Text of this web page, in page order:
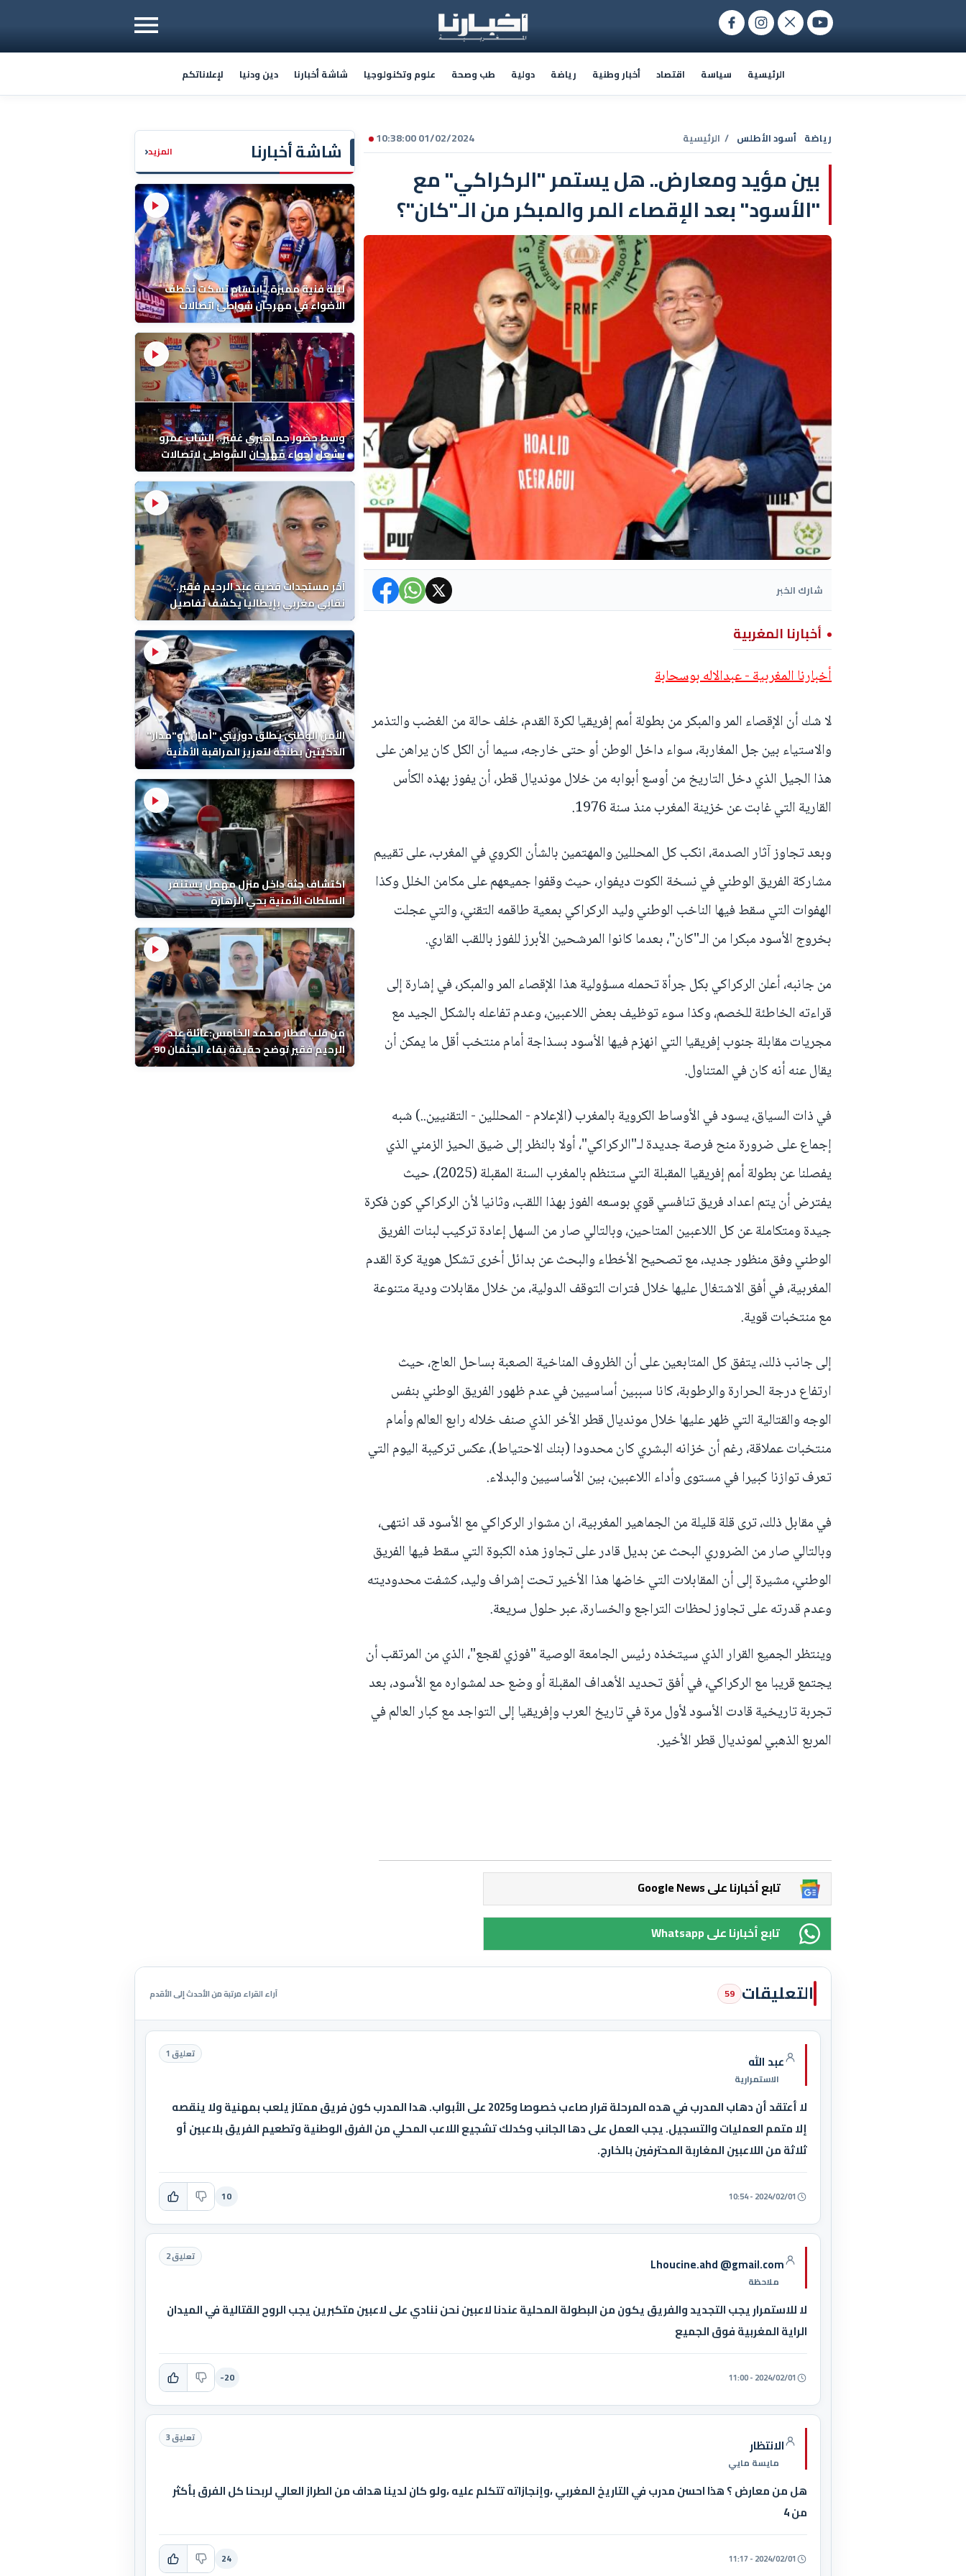
الرئيسية سياسة اقتصاد أخبار وطنية رياضة دولية طب وصحة علوم وتكنولوجيا شاشة أخبارنا دين ودنيا لإعلاناتكم
شاشة أخبارنا المزيد‹
ليلة فنية مميزة.. ابتسام تسكت تخطف
الأضواء في مهرجان شواطئ اتصالات
المغرب بالمضيق
وسط حضور جماهيري غفير.. الشاب عمرو
يشعل أجواء مهرجان الشواطئ لاتصالات
المغرب بطنجة
آخر مستجدات قضية عبد الرحيم فقير..
نقابي مغربي بإيطاليا يكشف تفاصيل
الوفاة ونتائج التشريح
الأمن الوطني يطلق دوريتي "أمان" و"مدار"
الذكيتين بطنجة لتعزيز المراقبة الأمنية
اكتشاف جثة داخل منزل مهمل يستنفر
السلطات الأمنية بحي الزهارة
من قلب مطار محمد الخامس:عائلة عبد
الرحيم فقير توضح حقيقة بقاء الجثمان 90
يوماً قبل إعادته إلى المغرب
01/02/2024 10:38:00 رياضة أسود الأطلس / الرئيسية
بين مؤيد ومعارض.. هل يستمر "الركراكي" مع
"الأسود" بعد الإقصاء المر والمبكر من الـ"كان"؟
شارك الخبر
أخبارنا المغربية
أخبارنا المغربية - عبدالاله بوسحابة
لا شك أن الإقصاء المر والمبكر من بطولة أمم إفريقيا لكرة القدم، خلف حالة من الغضب والتذمر
والاستياء بين جل المغاربة، سواء داخل الوطن أو حتى خارجه، سيما أن الكل كان يراهن على
هذا الجيل الذي دخل التاريخ من أوسع أبوابه من خلال مونديال قطر، أن يفوز بهذه الكأس
القارية التي غابت عن خزينة المغرب منذ سنة 1976.
وبعد تجاوز آثار الصدمة، انكب كل المحللين والمهتمين بالشأن الكروي في المغرب، على تقييم
مشاركة الفريق الوطني في نسخة الكوت ديفوار، حيث وقفوا جميعهم على مكامن الخلل وكذا
الهفوات التي سقط فيها الناخب الوطني وليد الركراكي بمعية طاقمه التقني، والتي عجلت
بخروج الأسود مبكرا من الـ"كان"، بعدما كانوا المرشحين الأبرز للفوز باللقب القاري.
من جانبه، أعلن الركراكي بكل جرأة تحمله مسؤولية هذا الإقصاء المر والمبكر، في إشارة إلى
قراءته الخاطئة للخصم، وكذا سوء توظيف بعض اللاعبين، وعدم تفاعله بالشكل الجيد مع
مجريات مقابلة جنوب إفريقيا التي انهزم فيها الأسود بسذاجة أمام منتخب أقل ما يمكن أن
يقال عنه أنه كان في المتناول.
في ذات السياق، يسود في الأوساط الكروية بالمغرب (الإعلام - المحللين - التقنيين..) شبه
إجماع على ضرورة منح فرصة جديدة لـ"الركراكي"، أولا بالنظر إلى ضيق الحيز الزمني الذي
يفصلنا عن بطولة أمم إفريقيا المقبلة التي ستنظم بالمغرب السنة المقبلة (2025)، حيث
يفترض أن يتم اعداد فريق تنافسي قوي بوسعه الفوز بهذا اللقب، وثانيا لأن الركراكي كون فكرة
جيدة ومتكاملة عن كل اللاعبين المتاحين، وبالتالي صار من السهل إعادة تركيب لبنات الفريق
الوطني وفق منظور جديد، مع تصحيح الأخطاء والبحث عن بدائل أخرى تشكل هوية كرة القدم
المغربية، في أفق الاشتغال عليها خلال فترات التوقف الدولية، من خلال مقابلات ودية متنوعة
مع منتخبات قوية.
إلى جانب ذلك، يتفق كل المتابعين على أن الظروف المناخية الصعبة بساحل العاج، حيث
ارتفاع درجة الحرارة والرطوبة، كانا سببين أساسيين في عدم ظهور الفريق الوطني بنفس
الوجه والقتالية التي ظهر عليها خلال مونديال قطر الأخر الذي صنف خلاله رابع العالم وأمام
منتخبات عملاقة، رغم أن خزانه البشري كان محدودا (بنك الاحتياط)، عكس تركيبة اليوم التي
تعرف توازنا كبيرا في مستوى وأداء اللاعبين، بين الأساسيين والبدلاء.
في مقابل ذلك، ترى قلة قليلة من الجماهير المغربية، ان مشوار الركراكي مع الأسود قد انتهى،
وبالتالي صار من الضروري البحث عن بديل قادر على تجاوز هذه الكبوة التي سقط فيها الفريق
الوطني، مشيرة إلى أن المقابلات التي خاضها هذا الأخير تحت إشراف وليد، كشفت محدوديته
وعدم قدرته على تجاوز لحظات التراجع والخسارة، عبر حلول سريعة.
وينتظر الجميع القرار الذي سيتخذه رئيس الجامعة الوصية "فوزي لقجع"، الذي من المرتقب أن
يجتمع قريبا مع الركراكي، في أفق تحديد الأهداف المقبلة أو وضع حد لمشواره مع الأسود، بعد
تجربة تاريخية قادت الأسود لأول مرة في تاريخ العرب وإفريقيا إلى التواجد مع كبار العالم في
المربع الذهبي لمونديال قطر الأخير.
Google News تابع أخبارنا على
Whatsapp تابع أخبارنا على
التعليقات 59 آراء القراء مرتبة من الأحدث إلى الأقدم
عبد الله
الاستمرارية
تعليق 1
لا أعتقد أن دهاب المدرب في هده المرحلة قرار صاءب خصوصا و2025 على الأبواب. هدا المدرب كون فريق ممتاز يلعب بمهنية ولا ينقصه
إلا متمم العمليات والتسجيل. يجب العمل على دها الجانب وكدلك تشجيع اللاعب المحلي من الفرق الوطنية وتطعيم الفريق بلاعبين أو
ثلاثة من اللاعبين المغاربة المحترفين بالخارج.
2024/02/01 - 10:54
10
Lhoucine.ahd @gmail.com
ملاحظة
تعليق 2
لا للاستمرار يجب التجديد والفريق يكون من البطولة المحلية عندنا لاعبين نحن ننادي على لاعبين متكبرين يجب الروح القتالية في الميدان
الراية المغربية فوق الجميع
2024/02/01 - 11:00
-20
الانتظار
مايسة مايي
تعليق 3
هل من معارض ؟ هذا احسن مدرب في التاريخ المغربي ،وإنجازاته تتكلم عليه ،ولو كان لدينا هداف من الطراز العالي لربحنا كل الفرق بأكثر
من 4
2024/02/01 - 11:17
24